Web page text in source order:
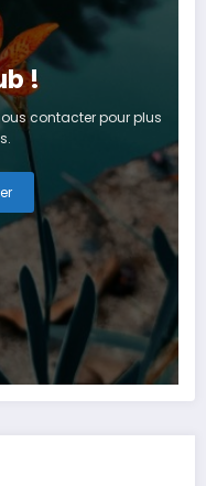
!
contacter pour plus